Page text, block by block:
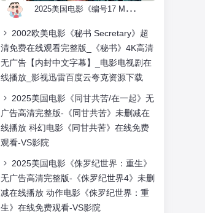
2
025美国电影《编号17 Mickey 17》4K蓝光免费在线观看完整版_《编号17》4K蓝光高清无广告-科幻冒险电影《编号17》在线观看_《编号17》剧情介绍-链接下载
2002欧美电影《秘书 Secretary》超
清免费在线观看完整版_《秘书》4K高清
无广告【内封中文字幕】_电影电视剧在
线播放_影视迅雷百度云夸克资源下载
2025美国电影《同甘共苦/在一起》无
广告高清完整版-《同甘共苦》未删减在
线播放 科幻电影《同甘共苦》在线免费
观看-VS影院
2025美国电影《侏罗纪世界：重生》
无广告高清完整版-《侏罗纪世界4》未删
减在线播放 动作电影《侏罗纪世界：重
生》在线免费观看-VS影院